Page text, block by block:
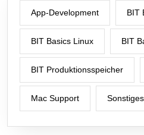
App-Development BIT
BIT Basics Linux BIT
BIT Produktionsspeicher
Mac Support Sonstiges